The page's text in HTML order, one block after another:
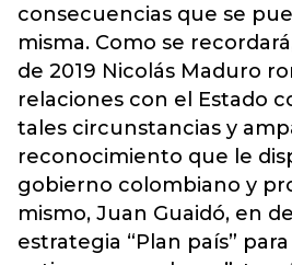
consecuencias que se
misma. Como se
de 2019 Nicolás Maduro
relaciones con el Estado
tales circunstancias y
reconocimiento que le
gobierno colombiano y
mismo, Juan Guaidó, en
estrategia “Plan país”